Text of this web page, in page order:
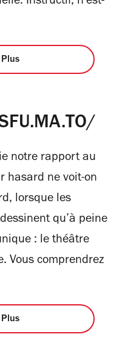
notre rapport au
hasard ne voit-on
lorsque les
qu’à peine
: le théâtre
Vous comprendrez